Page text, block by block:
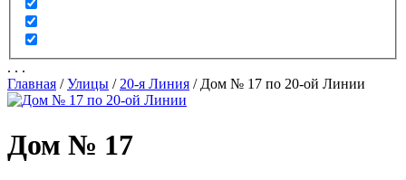
. . .
Главная /Улицы / 20-я Линия / Дом № 17 по 20-ой Линии
Дом № 17